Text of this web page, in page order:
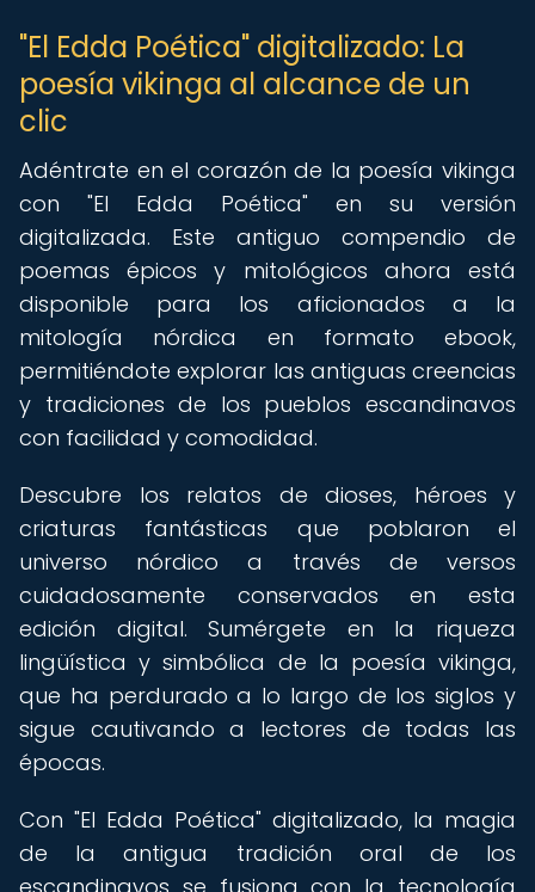
"El Edda Poética" digitalizado: La
poesía vikinga al alcance de un
clic
Adéntrate en el corazón de la poesía vikinga
con "El Edda Poética" en su versión
digitalizada. Este antiguo compendio de
poemas épicos y mitológicos ahora está
disponible para los aficionados a la
mitología nórdica en formato ebook,
permitiéndote explorar las antiguas creencias
y tradiciones de los pueblos escandinavos
con facilidad y comodidad.
Descubre los relatos de dioses, héroes y
criaturas fantásticas que poblaron el
universo nórdico a través de versos
cuidadosamente conservados en esta
edición digital. Sumérgete en la riqueza
lingüística y simbólica de la poesía vikinga,
que ha perdurado a lo largo de los siglos y
sigue cautivando a lectores de todas las
épocas.
Con "El Edda Poética" digitalizado, la magia
de la antigua tradición oral de los